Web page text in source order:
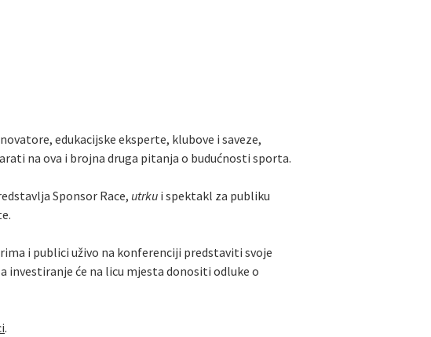
edukacijske eksperte, klubove i saveze,
na ova i brojna druga pitanja o budućnosti sporta.
Sponsor Race, utrku i spektakl za publiku
i publici uživo na konferenciji predstaviti svoje
će na licu mjesta donositi odluke o
.